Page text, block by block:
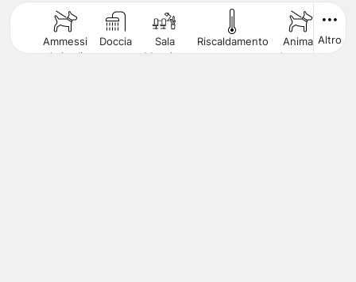
Ammessi
Animali
Doccia
Sala
Meeting
Riscaldamento
Animali
Ammessi
Altro